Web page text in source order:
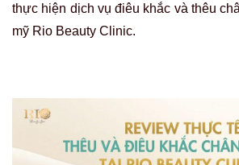
thực hiện dịch vụ điêu khắc và thêu
mỹ Rio Beauty Clinic.